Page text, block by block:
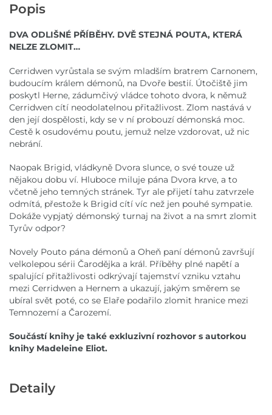
Popis
DVA ODLIŠNÉ PŘÍBĚHY. DVĚ STEJNÁ POUTA, KTERÁ
NELZE ZLOMIT…
Cerridwen vyrůstala se svým mladším bratrem Carnonem,
budoucím králem démonů, na Dvoře bestií. Útočiště jim
poskytl Herne, zádumčivý vládce tohoto dvora, k němuž
Cerridwen cítí neodolatelnou přitažlivost. Zlom nastává v
den její dospělosti, kdy se v ní probouzí démonská moc.
Cestě k osudovému poutu, jemuž nelze vzdorovat, už nic
nebrání.
Naopak Brigid, vládkyně Dvora slunce, o své touze už
nějakou dobu ví. Hluboce miluje pána Dvora krve, a to
včetně jeho temných stránek. Tyr ale přijetí tahu zatvrzele
odmítá, přestože k Brigid cítí víc než jen pouhé sympatie.
Dokáže vypjatý démonský turnaj na život a na smrt zlomit
Tyrův odpor?
Novely Pouto pána démonů a Oheň paní démonů završují
velkolepou sérii Čarodějka a král. Příběhy plné napětí a
spalující přitažlivosti odkrývají tajemství vzniku vztahu
mezi Cerridwen a Hernem a ukazují, jakým směrem se
ubíral svět poté, co se Elaře podařilo zlomit hranice mezi
Temnozemí a Čarozemí.
Součástí knihy je také exkluzivní rozhovor s autorkou
knihy Madeleine Eliot.
Detaily